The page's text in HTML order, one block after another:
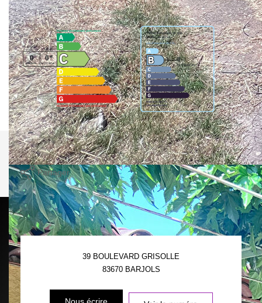
Imprimer
Partager Calculer mon budget
39 BOULEVARD GRISOLLE
83670 BARJOLS
Nous écrire